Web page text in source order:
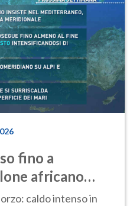
fino a
africano
caldo intenso in